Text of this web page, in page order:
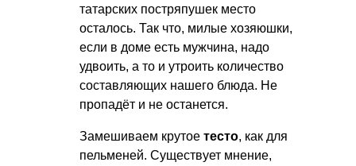
татарских постряпушек место
осталось. Так что, милые хозяюшки,
если в доме есть мужчина, надо
удвоить, а то и утроить количество
составляющих нашего блюда. Не
пропадёт и не останется.
Замешиваем крутое тесто, как для
пельменей. Существует мнение,